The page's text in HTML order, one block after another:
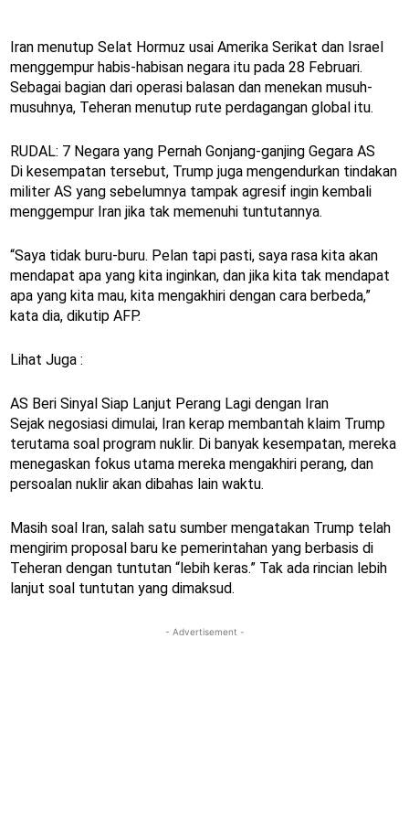
Iran menutup Selat Hormuz usai Amerika Serikat dan Israel
menggempur habis-habisan negara itu pada 28 Februari.
Sebagai bagian dari operasi balasan dan menekan musuh-
musuhnya, Teheran menutup rute perdagangan global itu.
RUDAL: 7 Negara yang Pernah Gonjang-ganjing Gegara AS
Di kesempatan tersebut, Trump juga mengendurkan tindakan
militer AS yang sebelumnya tampak agresif ingin kembali
menggempur Iran jika tak memenuhi tuntutannya.
“Saya tidak buru-buru. Pelan tapi pasti, saya rasa kita akan
mendapat apa yang kita inginkan, dan jika kita tak mendapat
apa yang kita mau, kita mengakhiri dengan cara berbeda,”
kata dia, dikutip AFP.
Lihat Juga :
AS Beri Sinyal Siap Lanjut Perang Lagi dengan Iran
Sejak negosiasi dimulai, Iran kerap membantah klaim Trump
terutama soal program nuklir. Di banyak kesempatan, mereka
menegaskan fokus utama mereka mengakhiri perang, dan
persoalan nuklir akan dibahas lain waktu.
Masih soal Iran, salah satu sumber mengatakan Trump telah
mengirim proposal baru ke pemerintahan yang berbasis di
Teheran dengan tuntutan “lebih keras.” Tak ada rincian lebih
lanjut soal tuntutan yang dimaksud.
- Advertisement -